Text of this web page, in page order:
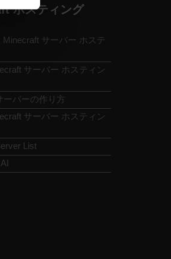
ホスティング
Minecraft サーバー ホステ
サーバー ホスティン
ーバーの作り方
サーバー ホスティン
List